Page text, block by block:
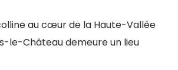
au cœur de la Haute-Vallée
le-Château demeure un lieu